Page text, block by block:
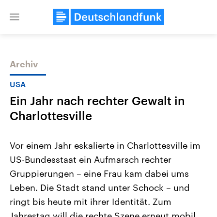
Close
Themen
Landtagswahl Sachsen-Anhalt
2026
Alle Informationen
Sachsen-Anhalt wählt am 6.
September 2026 einen neuen
Landtag. Seit 2021 wird das
Bundesland von einer Koalition aus
Aktuelle Beiträge,
Hintergründe
Wirtschaftlich und
gehören die Vereinigten
den mächtigsten Ländern
mit großem Einfluss auf
Archiv
USA
Ein Jahr nach rechter Gewalt in
Charlottesville
Vor einem Jahr eskalierte in Charlottesville im
US-Bundesstaat ein Aufmarsch rechter
Gruppierungen – eine Frau kam dabei ums
Leben. Die Stadt stand unter Schock – und
ringt bis heute mit ihrer Identität. Zum